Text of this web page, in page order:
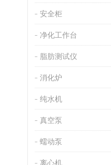
安全柜
净化工作台
脂肪测试仪
消化炉
纯水机
真空泵
蠕动泵
离心机